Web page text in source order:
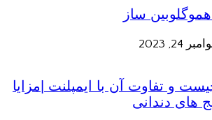
ساز
24, 2023
و تفاوت آن با ایمپلنت |مزایا
های دندانی